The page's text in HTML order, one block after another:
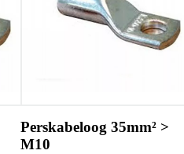
Perskabeloog 35mm² >
M10